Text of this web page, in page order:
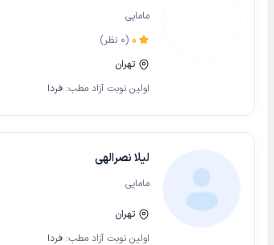
مامایی
0
(
0 نظر)
تهران
اولین نوبت آزاد مطب: فردا
لیلا نصرالهی
مامایی
تهران
اولین نوبت آزاد مطب: فردا